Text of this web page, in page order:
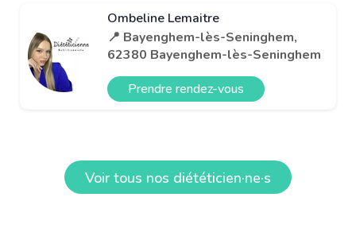
Ombeline Lemaitre
📍 Bayenghem-lès-Seninghem,
62380 Bayenghem-lès-Seninghem
Prendre rendez-vous
Voir tous nos diététicien·ne·s